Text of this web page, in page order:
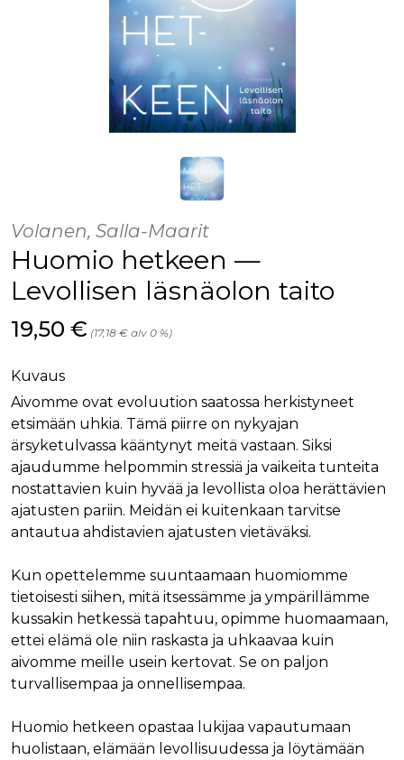
Volanen, Salla-Maarit
Huomio hetkeen —
Levollisen läsnäolon taito
Hinta nyt
19,50 € (17,18 € alv 0 %)
Kuvaus
Aivomme ovat evoluution saatossa herkistyneet
etsimään uhkia. Tämä piirre on nykyajan
ärsyketulvassa kääntynyt meitä vastaan. Siksi
ajaudumme helpommin stressiä ja vaikeita tunteita
nostattavien kuin hyvää ja levollista oloa herättävien
ajatusten pariin. Meidän ei kuitenkaan tarvitse
antautua ahdistavien ajatusten vietäväksi.
Kun opettelemme suuntaamaan huomiomme
tietoisesti siihen, mitä itsessämme ja ympärillämme
kussakin hetkessä tapahtuu, opimme huomaamaan,
ettei elämä ole niin raskasta ja uhkaavaa kuin
aivomme meille usein kertovat. Se on paljon
turvallisempaa ja onnellisempaa.
Huomio hetkeen opastaa lukijaa vapautumaan
huolistaan, elämään levollisuudessa ja löytämään